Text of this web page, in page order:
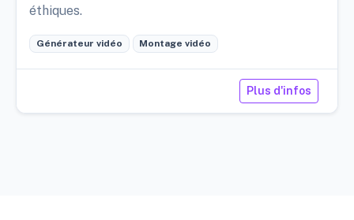
éthiques.
Générateur vidéo Montage vidéo
Plus d'infos